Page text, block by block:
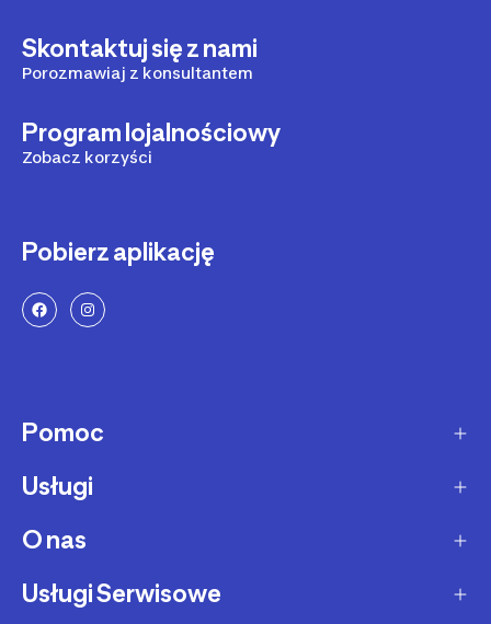
Skontaktuj się z nami
Porozmawiaj z konsultantem
Program lojalnościowy
Zobacz korzyści
Pobierz aplikację
Pomoc
Sposoby dostawy
Dostawa ekspresowa
Usługi
Zakupy na raty
Ochrona środowiska
O nas
O Decathlon
Usługi Serwisowe